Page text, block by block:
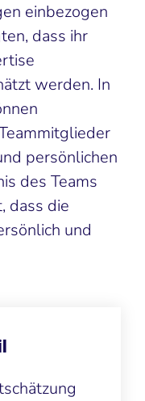
einbezogen
dass ihr
werden. In
persönlichen
des Teams
dass die
und